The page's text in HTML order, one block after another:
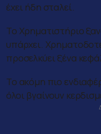
έχει ήδη σταλεί.
Το Χρηματιστήριο
υπάρχει.
προσελκύει ξένα
Το ακόμη πιο
όλοι βγαίνουν